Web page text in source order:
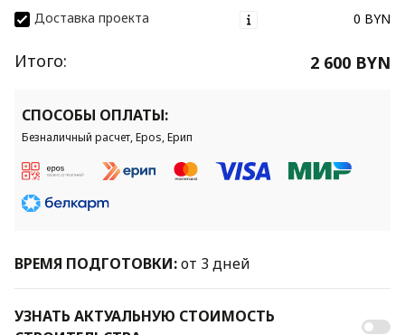
Доставка проекта
0 BYN
Итого: 2 600 BYN
СПОСОБЫ ОПЛАТЫ:
Безналичный расчет, Epos, Ерип
ВРЕМЯ ПОДГОТОВКИ:от 3 дней
УЗНАТЬ АКТУАЛЬНУЮ СТОИМОСТЬ